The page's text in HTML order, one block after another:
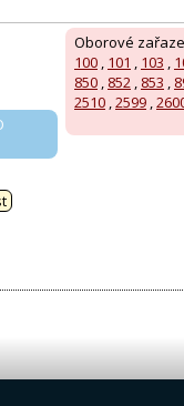
Oborové
100 , 101 , 103 ,
850 , 852 , 853 ,
2510 ,2599 ,